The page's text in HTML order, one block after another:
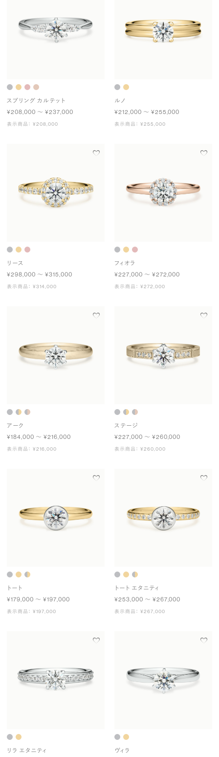
スプリング カルテット
¥208,000 〜 ¥237,000
表示商品： ¥208,000
ルノ
¥212,000 〜 ¥255,000
表示商品： ¥255,000
リース
¥298,000 〜 ¥315,000
表示商品： ¥314,000
フィオラ
¥227,000 〜 ¥272,000
表示商品： ¥272,000
アーク
¥184,000 〜 ¥216,000
表示商品： ¥216,000
ステージ
¥227,000 〜 ¥260,000
表示商品： ¥260,000
トート
¥179,000 〜 ¥197,000
表示商品： ¥197,000
トート エタニティ
¥253,000 〜 ¥267,000
表示商品： ¥267,000
リラ エタニティ ヴィラ